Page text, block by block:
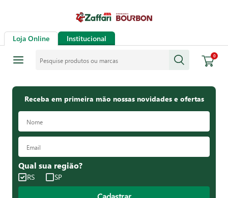
Loja Online Institucional
0
Receba em primeira mão nossas novidades e ofertas
Qual sua região?
RS SP